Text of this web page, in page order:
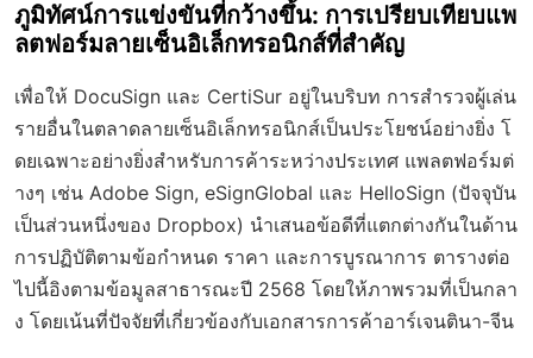
ภูมิทัศน์การแข่งขันที่กว้างขึ้น: การเปรียบเทียบแพ
ลตฟอร์มลายเซ็นอิเล็กทรอนิกส์ที่สำคัญ
เพื่อให้ DocuSign และ CertiSur อยู่ในบริบท การสำรวจผู้เล่น
รายอื่นในตลาดลายเซ็นอิเล็กทรอนิกส์เป็นประโยชน์อย่างยิ่ง โ
ดยเฉพาะอย่างยิ่งสำหรับการค้าระหว่างประเทศ แพลตฟอร์มต่
างๆ เช่น Adobe Sign, eSignGlobal และ HelloSign (ปัจจุบัน
เป็นส่วนหนึ่งของ Dropbox) นำเสนอข้อดีที่แตกต่างกันในด้าน
การปฏิบัติตามข้อกำหนด ราคา และการบูรณาการ ตารางต่อ
ไปนี้อิงตามข้อมูลสาธารณะปี 2568 โดยให้ภาพรวมที่เป็นกลา
ง โดยเน้นที่ปัจจัยที่เกี่ยวข้องกับเอกสารการค้าอาร์เจนตินา-จีน